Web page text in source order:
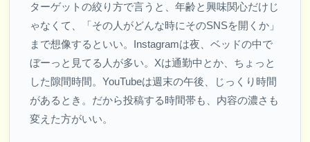
ターゲットの絞り方で言うと、年齢と興味関心だけじ
ゃなくて、「その人がどんな時にそのSNSを開くか」
まで想像するといい。Instagramは夜、ベッドの中で
ぼーっと見てる人が多い。Xは通勤中とか、ちょっと
した隙間時間。YouTubeは週末の午後、じっくり時間
があるとき。だから投稿する時間帯も、内容の濃さも
変えた方がいい。